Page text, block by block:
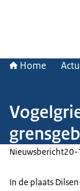
Home
Nieuwsbericht20-
In de plaats